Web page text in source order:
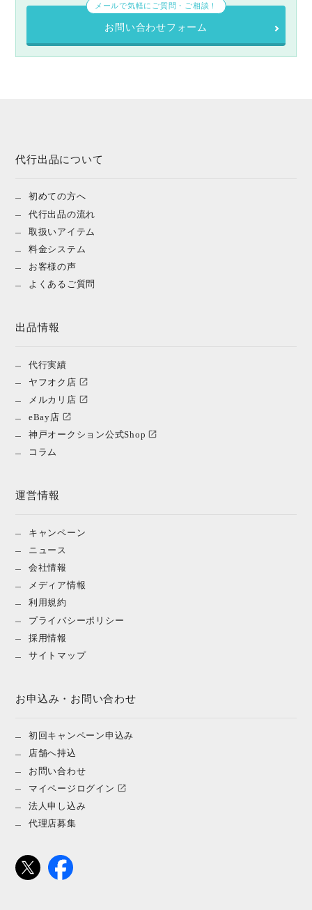
メールで気軽にご質問・ご相談！
お問い合わせフォーム
代行出品について
初めての方へ
代行出品の流れ
取扱いアイテム
料金システム
お客様の声
よくあるご質問
出品情報
代行実績
ヤフオク店
メルカリ店
eBay店
神戸オークション公式Shop
コラム
運営情報
キャンペーン
ニュース
会社情報
メディア情報
利用規約
プライバシーポリシー
採用情報
サイトマップ
お申込み・お問い合わせ
初回キャンペーン申込み
店舗へ持込
お問い合わせ
マイページログイン
法人申し込み
代理店募集